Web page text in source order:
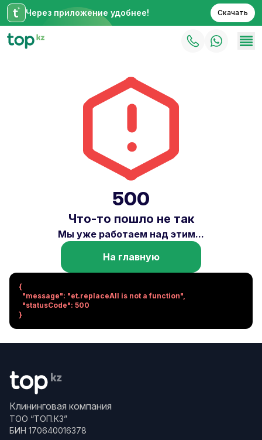
Через приложение удобнее! Скачать
500
Что-то пошло не так
Мы уже работаем над этим...
На главную
{
}
Клининговая компания
ТОО “ТОП.КЗ”
БИН 170640016378